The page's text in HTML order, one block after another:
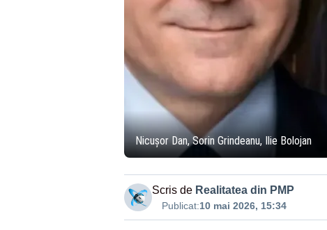
Nicușor Dan, Sorin Grindeanu, Ilie Bolojan
Scris de Realitatea din PMP
Publicat:10 mai 2026, 15:34